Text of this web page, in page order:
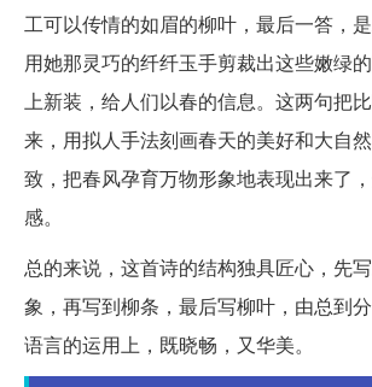
工可以传情的如眉的柳叶，最后一答，
用她那灵巧的纤纤玉手剪裁出这些嫩绿
上新装，给人们以春的信息。这两句把
来，用拟人手法刻画春天的美好和大自
致，把春风孕育万物形象地表现出来了
感。
总的来说，这首诗的结构独具匠心，先
象，再写到柳条，最后写柳叶，由总到
语言的运用上，既晓畅，又华美。